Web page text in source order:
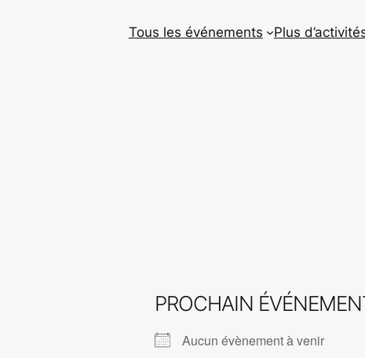
Tous les événements Plus
PROCHAIN
Aucun évènement à venir